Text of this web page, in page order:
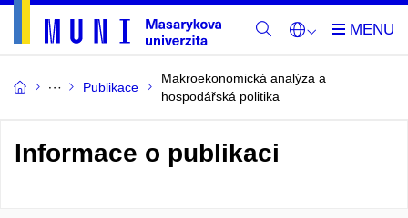
Publikace
Makroekonomická analýza a
hospodářská politika
Informace o publikaci